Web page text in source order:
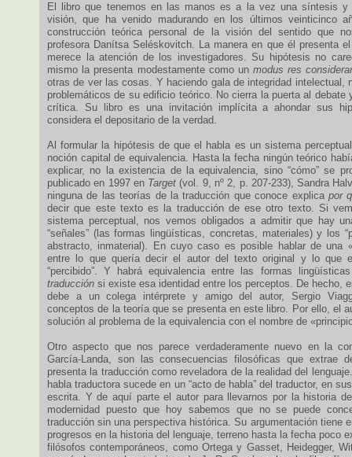
El libro que tenemos en las manos es a la vez una síntesis y
visión, que ha venido madurando en los últimos veinticinco
construcción teórica personal de la visión del sentido que
profesora Danítsa Seléskovitch. La manera en que él presenta
merece la atención de los investigadores. Su hipótesis no
mismo la presenta modestamente como unmodus res
otras de ver las cosas. Y haciendo gala de integridad intelectual,
problemáticos de su edificio teórico. No cierra la puerta al debate
crítica. Su libro es una invitación implícita a ahondar sus
considera el depositario de la verdad.
Al formular la hipótesis de que el habla es un sistema
noción capital de equivalencia. Hasta la fecha ningún teórico
explicar, no la existencia de la equivalencia, sino “cómo” se
publicado en 1997 en Target (vol. 9, nº 2, p. 207-233), Sandra
ninguna de las teorías de la traducción que conoce explica por
decir que este texto es la traducción de ese otro texto. Si
sistema perceptual, nos vemos obligados a admitir que hay
“señales” (las formas lingüísticas, concretas, materiales) y los
abstracto, inmaterial). En cuyo caso es posible hablar de una
entre lo que quería decir el autor del texto original y lo que
“percibido”. Y habrá equivalencia entre las formas
traducción si existe esa identidad entre los perceptos. De hecho,
debe a un colega intérprete y amigo del autor, Sergio
conceptos de la teoría que se presenta en este libro. Por ello, el
solución al problema de la equivalencia con el nombre de
Otro aspecto que nos parece verdaderamente nuevo en la
García-Landa, son las consecuencias filosóficas que extrae
presenta la traducción como reveladora de la realidad del
habla traductora sucede en un “acto de habla” del traductor, en
escrita. Y de aquí parte el autor para llevarnos por la historia
modernidad puesto que hoy sabemos que no se puede
traducción sin una perspectiva histórica. Su argumentación tiene
progresos en la historia del lenguaje, terreno hasta la fecha poco
filósofos contemporáneos, como Ortega y Gasset, Heidegger,